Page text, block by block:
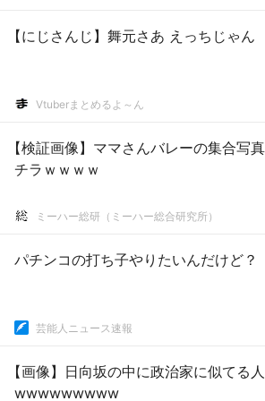
【にじさんじ】舞元さあ えっちじゃん
Vtuberまとめるよ～ん
【検証画像】ママさんバレーの集合写
チラｗｗｗｗ
ミーハー総研（ミーハー総合研究所）
パチンコの打ち子やりたいんだけど？
芸能人ニュース速報
【画像】日向坂の中に政治家に似てる
wwwwwwwww